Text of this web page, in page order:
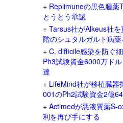
+ Replimuneの黒色腫薬
とうとう承認
+ Tarsus社がAlkeus社
階のシュタルガルト病
+ C. difficile感染を防ぐ
Ph3試験資金6000万ド
達
+ LifeMind社が移植臓器
001のPh2試験資金2億
+ Actimedが悪液質薬S-
利を再び手にする